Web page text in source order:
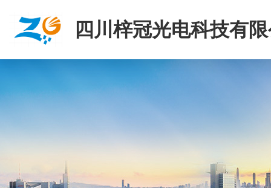
四川梓冠光电科技有